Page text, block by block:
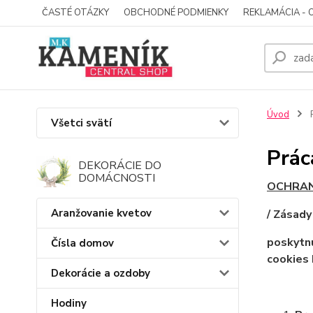
ČASTÉ OTÁZKY OBCHODNÉ PODMIENKY REKLAMÁCIA -
Všetci svätí
DEKORÁCIE DO
DOMÁCNOSTI
Aranžovanie kvetov
Čísla domov
Dekorácie a ozdoby
Hodiny
Úvod
/
cookies